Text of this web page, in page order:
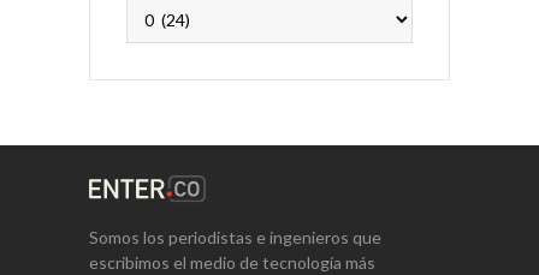
Somos los periodistas e ingenieros que
escribimos el medio de tecnología más